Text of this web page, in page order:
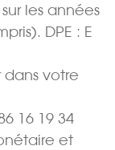
les années
DPE : E
votre
16 19 34
et